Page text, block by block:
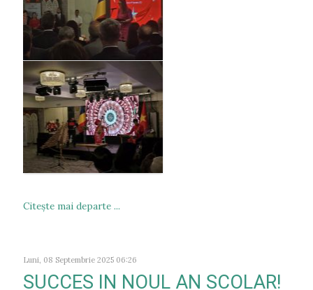
Citeşte mai departe ...
Luni, 08 Septembrie 2025 06:26
SUCCES IN NOUL AN SCOLAR!